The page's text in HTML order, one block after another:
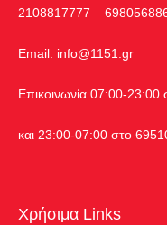
2108817777 –
Εmail: info@1151.gr
Επικοινωνία 07:00-
και 23:00-07:00 στο
Χρήσιμα Links